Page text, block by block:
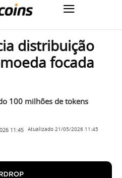
distribuição
focada
100 milhões de tokens
11:45 Atualizado 21/05/2026 11:45